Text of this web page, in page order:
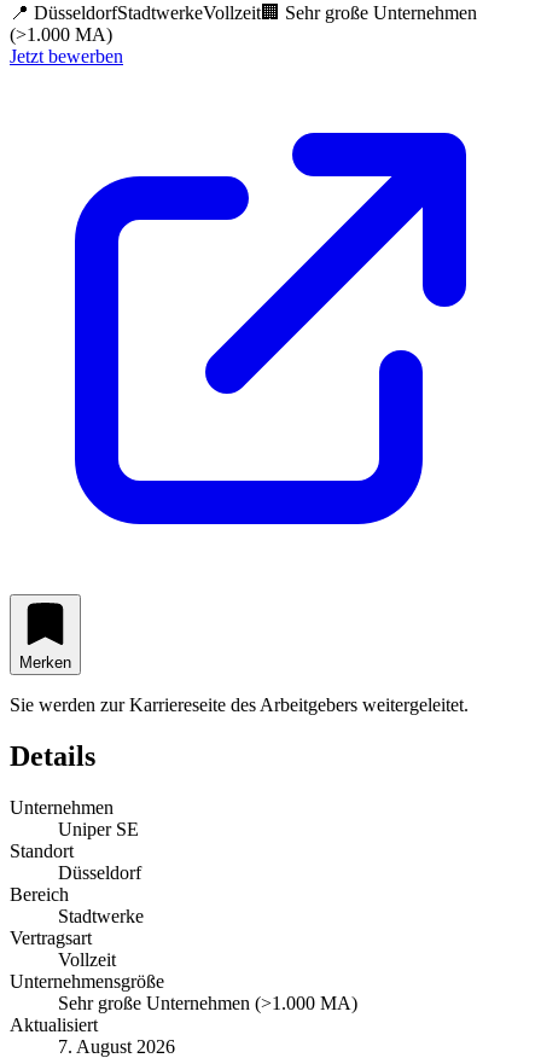
📍 DüsseldorfStadtwerkeVollzeit🏢 Sehr große Unternehmen
(>1.000 MA)
Jetzt bewerben
Merken
Sie werden zur Karriereseite des Arbeitgebers weitergeleitet.
Details
Unternehmen
Uniper SE
Standort
Düsseldorf
Bereich
Stadtwerke
Vertragsart
Vollzeit
Unternehmensgröße
Sehr große Unternehmen (>1.000 MA)
Aktualisiert
7. August 2026